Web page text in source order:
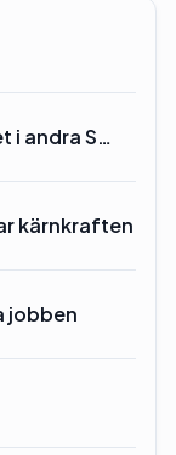
i andra S…
kärnkraften
jobben